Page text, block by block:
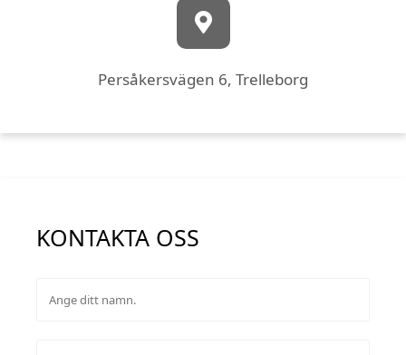
Persåkersvägen 6, Trelleborg
KONTAKTA OSS